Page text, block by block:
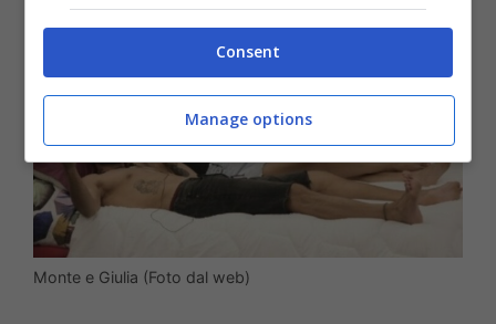
Monte e Giulia (Foto dal web)
Consent
Manage options